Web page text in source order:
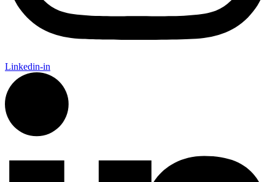
Linkedin-in